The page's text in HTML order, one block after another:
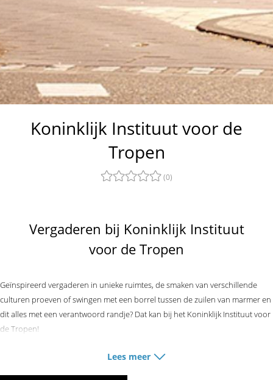
Koninklijk Instituut voor de
Tropen
(0)
Vergaderen bij Koninklijk Instituut
voor de Tropen
Geïnspireerd vergaderen in unieke ruimtes, de smaken van verschillende
culturen proeven of swingen met een borrel tussen de zuilen van marmer en
dit alles met een verantwoord randje? Dat kan bij het Koninklijk Instituut voor
de Tropen!
als moderne evenementen. Het pand is altijd al indrukwekkend geweest,
Lees meer